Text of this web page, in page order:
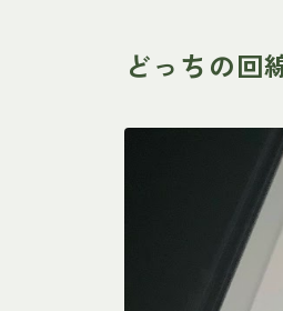
どっちの回